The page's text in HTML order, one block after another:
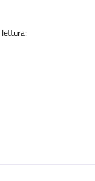
lettura: